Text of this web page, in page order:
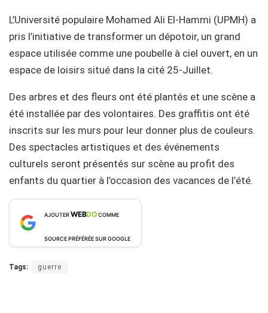
L’Université populaire Mohamed Ali El-Hammi (UPMH) a
pris l’initiative de transformer un dépotoir, un grand
espace utilisée comme une poubelle à ciel ouvert, en un
espace de loisirs situé dans la cité 25-Juillet.
Des arbres et des fleurs ont été plantés et une scène a
été installée par des volontaires. Des graffitis ont été
inscrits sur les murs pour leur donner plus de couleurs.
Des spectacles artistiques et des événements
culturels seront présentés sur scène au profit des
enfants du quartier à l’occasion des vacances de l’été.
AJOUTERWEBDOCOMME
SOURCE PRÉFÉRÉE SUR GOOGLE
Tags: guerre